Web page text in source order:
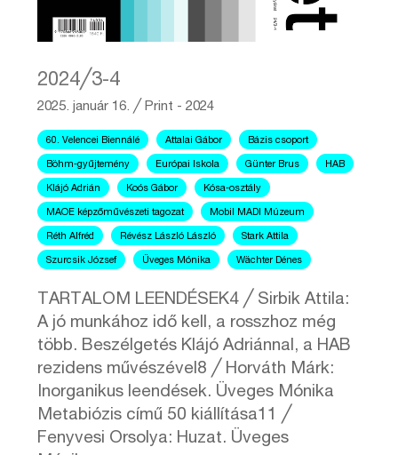
2024╱3-4
2025. január 16. ╱ Print - 2024
60. Velencei Biennálé Attalai Gábor Bázis csoport
Böhm-gyűjtemény Európai Iskola Günter Brus HAB
Klájó Adrián Koós Gábor Kósa-osztály
MAOE képzőművészeti tagozat Mobil MADI Múzeum
Réth Alfréd Révész László László Stark Attila
Szurcsik József Üveges Mónika Wächter Dénes
TARTALOM LEENDÉSEK4 ╱ Sirbik Attila:
A jó munkához idő kell, a rosszhoz még
több. Beszélgetés Klájó Adriánnal, a HAB
rezidens művészével8 ╱ Horváth Márk:
Inorganikus leendések. Üveges Mónika
Metabiózis című 50 kiállítása11 ╱
Fenyvesi Orsolya: Huzat. Üveges